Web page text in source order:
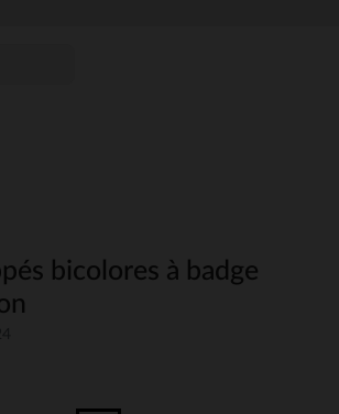
bicolores à badge